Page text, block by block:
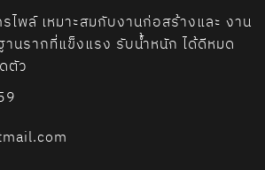
รไพล์ เหมาะสมกับงานก่อสร้างและ งาน
นรากที่แข็งแรง รับน้ำหนัก ได้ดีหมด
ตัว